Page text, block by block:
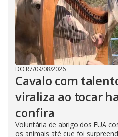
DO R7/09/08/2026
Cavalo com
viraliza ao tocar
confira
Voluntária de abrigo dos EUA
os animais até que foi